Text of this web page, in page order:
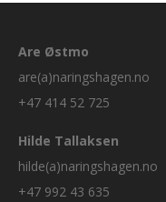
Are Østmo
are(a)naringshagen.no
+47 414 52 725
Hilde Tallaksen
hilde(a)naringshagen.no
+47 992 43 635